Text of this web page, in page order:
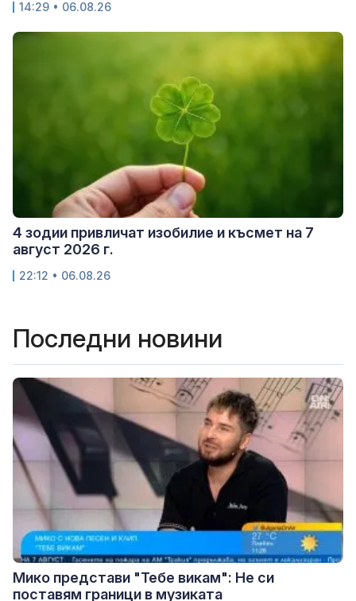
14:29 • 06.08.26
4 зодии привличат изобилие и късмет на 7
август 2026 г.
22:12 • 06.08.26
Последни новини
Мико представи "Тебе викам": Не си
поставям граници в музиката